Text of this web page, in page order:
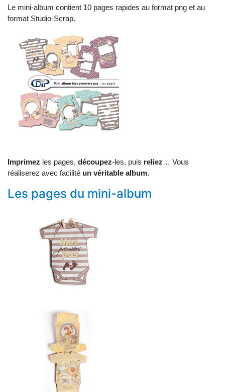
Le mini-album contient 10 pages rapides au format png et au
format Studio-Scrap.
Imprimez les pages, découpez-les, puis reliez… Vous
réaliserez avec facilité un véritable album.
Les pages du mini-album